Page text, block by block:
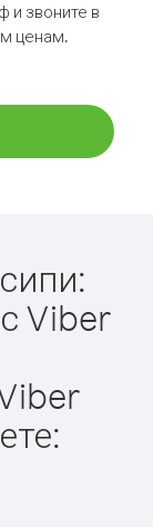
и звоните в
ценам.
Viber